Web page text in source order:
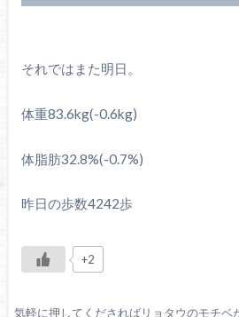
それではまた明日。
体重83.6kg(-0.6kg)
体脂肪32.8%(-0.7%)
昨日の歩数4242歩
+2
気軽に押してくださればリョタウのモチベ